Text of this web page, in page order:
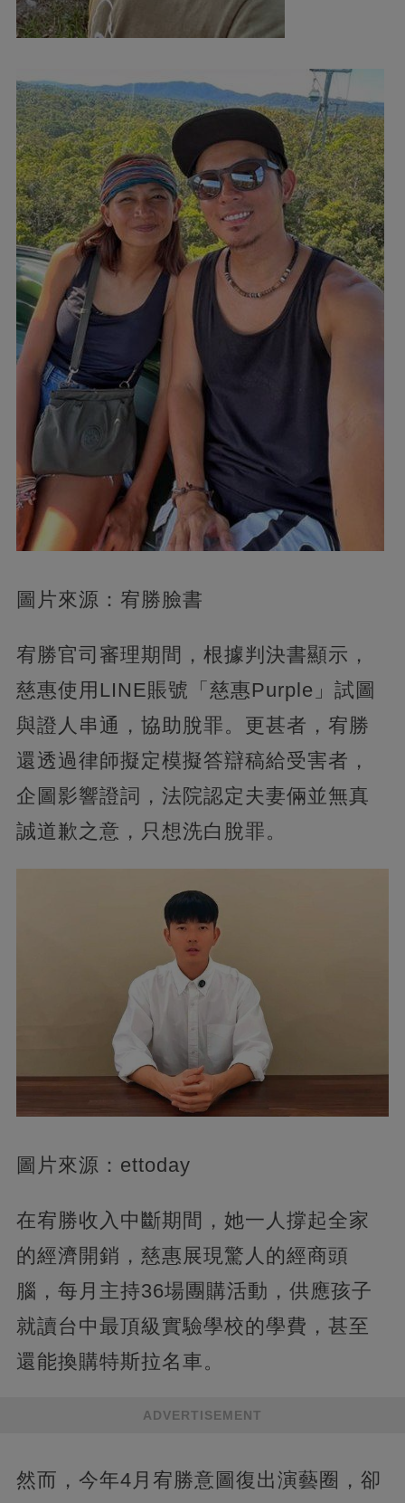
圖片來源：宥勝臉書
宥勝官司審理期間，根據判決書顯示，
慈惠使用LINE賬號「慈惠Purple」試圖
與證人串通，協助脫罪。更甚者，宥勝
還透過律師擬定模擬答辯稿給受害者，
企圖影響證詞，法院認定夫妻倆並無真
誠道歉之意，只想洗白脫罪。
圖片來源：ettoday
在宥勝收入中斷期間，她一人撐起全家
的經濟開銷，慈惠展現驚人的經商頭
腦，每月主持36場團購活動，供應孩子
就讀台中最頂級實驗學校的學費，甚至
還能換購特斯拉名車。
ADVERTISEMENT
然而，今年4月宥勝意圖復出演藝圈，卻